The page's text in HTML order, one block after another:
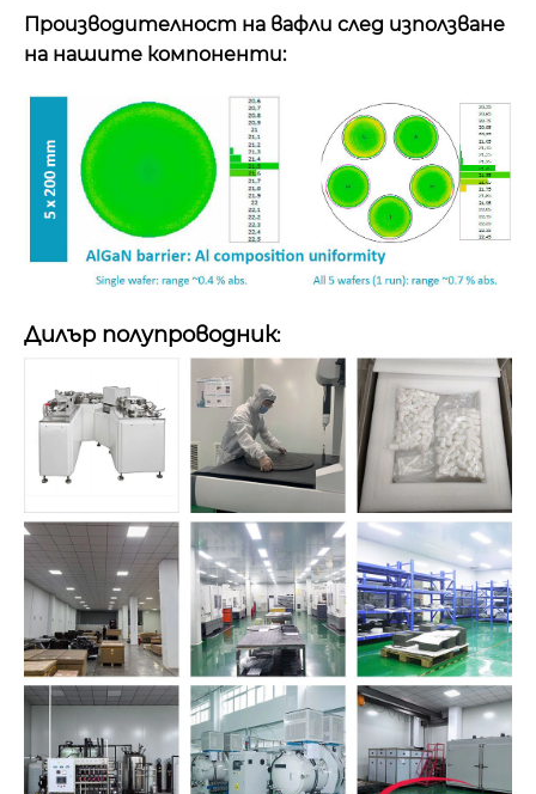
Производителност на вафли след използване
на нашите компоненти:
Дилър полупроводник: